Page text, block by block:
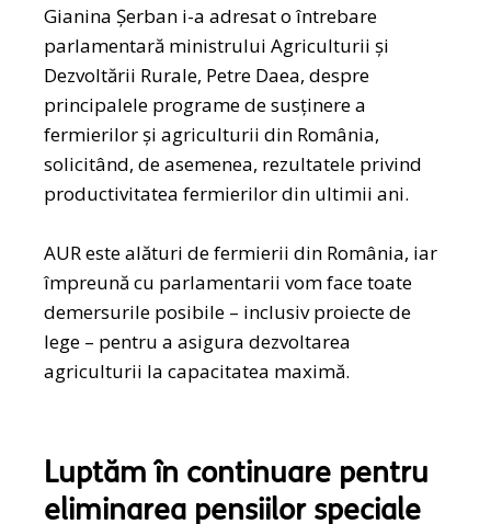
Gianina Șerban i-a adresat o întrebare
parlamentară ministrului Agriculturii și
Dezvoltării Rurale, Petre Daea, despre
principalele programe de susținere a
fermierilor și agriculturii din România,
solicitând, de asemenea, rezultatele privind
productivitatea fermierilor din ultimii ani.
AUR este alături de fermierii din România, iar
împreună cu parlamentarii vom face toate
demersurile posibile – inclusiv proiecte de
lege – pentru a asigura dezvoltarea
agriculturii la capacitatea maximă.
Luptăm în continuare pentru
eliminarea pensiilor speciale